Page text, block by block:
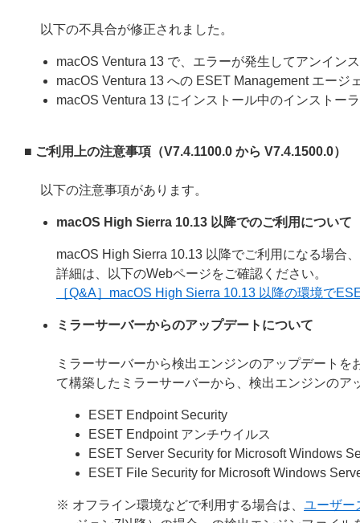
以下の不具合が修正されました。
macOS Ventura 13 で、エラーが発生してアンイン
macOS Ventura 13 への ESET Management エージ
macOS Ventura 13 にインストール中のインストー
■ ご利用上の注意事項（V7.4.1100.0 から V7.4.1500.0）
以下の注意事項があります。
macOS High Sierra 10.13 以降でのご利用について
macOS High Sierra 10.13 以降でご利用になる場合
詳細は、以下のWebページをご確認ください。
［Q&A］macOS High Sierra 10.13 以降の環境で
ミラーサーバーからのアップデートについて
ミラーサーバーから検出エンジンのアップデート
て構築したミラーサーバーから、検出エンジンのア
ESET Endpoint Security
ESET Endpoint アンチウイルス
ESET Server Security for Microsoft Windows
ESET File Security for Microsoft Windows
※ オフライン環境などで利用する場合は、 ユーザー